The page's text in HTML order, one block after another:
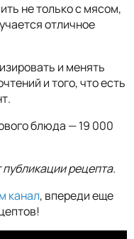
не только с мясом,
отличное
и менять
и того, что есть
блюда — 19 000
рецепта.
канал, впереди еще